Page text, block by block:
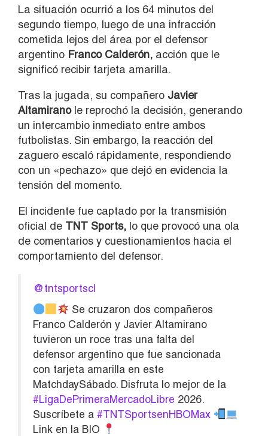
La situación ocurrió a los 64 minutos del
segundo tiempo, luego de una infracción
cometida lejos del área por el defensor
argentino Franco Calderón, acción que le
significó recibir tarjeta amarilla.
Tras la jugada, su compañero Javier
Altamiranole reprochó la decisión, generando
un intercambio inmediato entre ambos
futbolistas. Sin embargo, la reacción del
zaguero escaló rápidamente, respondiendo
con un «pechazo» que dejó en evidencia la
tensión del momento.
El incidente fue captado por la transmisión
oficial de TNT Sports, lo que provocó una ola
de comentarios y cuestionamientos hacia el
comportamiento del defensor.
@tntsportscl
Se cruzaron dos compañeros
Franco Calderón y Javier Altamirano
tuvieron un roce tras una falta del
defensor argentino que fue sancionada
con tarjeta amarilla en este
MatchdaySábado. Disfruta lo mejor de la
#LigaDePrimeraMercadoLibre 2026.
Suscríbete a #TNTSportsenHBOMax
Link en la BIO